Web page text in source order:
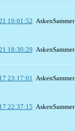
19:01:52 AskenSammer
18:30:29 AskenSammer
23:17:01 AskenSammer
22:37:15 AskenSammer